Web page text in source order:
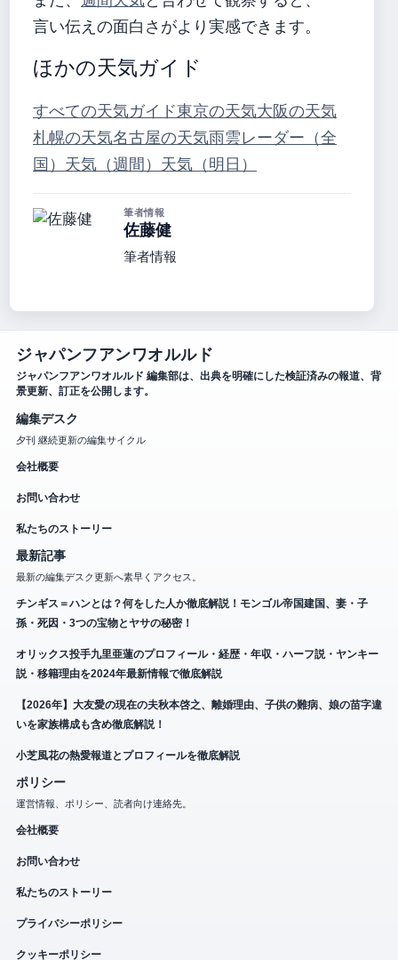
言い伝えの面白さがより実感できます。
ほかの天気ガイド
すべての天気ガイド東京の天気大阪の天気
札幌の天気名古屋の天気雨雲レーダー（全
国） 天気（週間） 天気（明日）
筆者情報
佐藤健
筆者情報
ジャパンフアンワオルルド
ジャパンフアンワオルルド 編集部は、出典を明確にした検証済みの報道、背
景更新、訂正を公開します。
編集デスク
夕刊 継続更新の編集サイクル
会社概要
お問い合わせ
私たちのストーリー
最新記事
最新の編集デスク更新へ素早くアクセス。
チンギス＝ハンとは？何をした人か徹底解説！モンゴル帝国建国、妻・子
孫・死因・3つの宝物とヤサの秘密！
オリックス投手九里亜蓮のプロフィール・経歴・年収・ハーフ説・ヤンキー
説・移籍理由を2024年最新情報で徹底解説
【2026年】大友愛の現在の夫秋本啓之、離婚理由、子供の難病、娘の苗字違
いを家族構成も含め徹底解説！
小芝風花の熱愛報道とプロフィールを徹底解説
ポリシー
運営情報、ポリシー、読者向け連絡先。
会社概要
お問い合わせ
私たちのストーリー
プライバシーポリシー
クッキーポリシー